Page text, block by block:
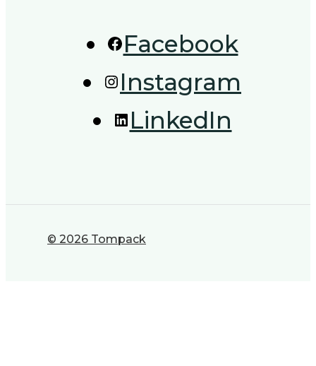
Facebook
Instagram
LinkedIn
© 2026 Tompack